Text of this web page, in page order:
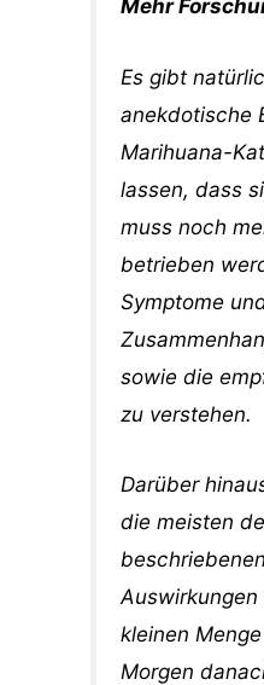
Mehr
Es gibt
anekdotische
Marihuana-
lassen, dass
muss noch
betrieben
Symptome
sowie die
zu verstehen.
Darüber
die meisten
kleinen
Morgen